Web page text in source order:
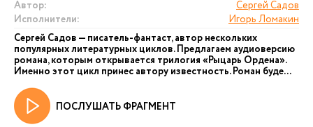
Автор:
Сергей Садов
Исполнители:
Игорь Ломакин
Сергей Садов — писатель-фантаст, автор нескольких
популярных литературных циклов. Предлагаем аудиоверсию
романа, которым открывается трилогия «Рыцарь Ордена».
Именно этот цикл принес автору известность. Роман буде...
ПОСЛУШАТЬ ФРАГМЕНТ